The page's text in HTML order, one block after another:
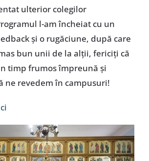
ulterior colegilor
l-am încheiat cu un
și o rugăciune, după care
bun unii de la alții, fericiți că
timp frumos împreună și
ne revedem în campusuri!